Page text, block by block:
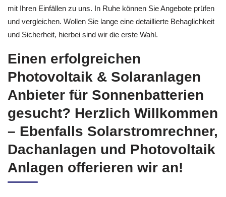
mit Ihren Einfällen zu uns. In Ruhe können Sie Angebote prüfen
und vergleichen. Wollen Sie lange eine detaillierte Behaglichkeit
und Sicherheit, hierbei sind wir die erste Wahl.
Einen erfolgreichen
Photovoltaik & Solaranlagen
Anbieter für Sonnenbatterien
gesucht? Herzlich Willkommen
– Ebenfalls Solarstromrechner,
Dachanlagen und Photovoltaik
Anlagen offerieren wir an!